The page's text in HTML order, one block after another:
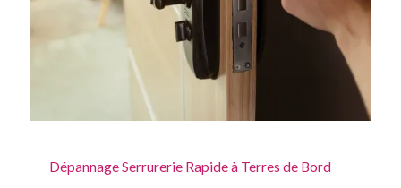
Dépannage Serrurerie Rapide à Terres de Bord